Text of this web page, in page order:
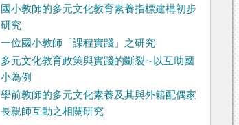
國小教師的多元文化教育素養指標建構初步
研究
一位國小教師「課程實踐」之研究
多元文化教育政策與實踐的斷裂∼以互助國
小為例
學前教師的多元文化素養及其與外籍配偶家
長親師互動之相關研究